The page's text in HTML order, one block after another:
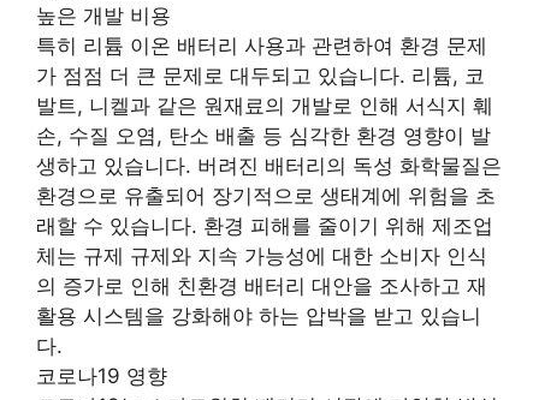
높은 개발 비용
특히 리튬 이온 배터리 사용과 관련하여 환경 문제
가 점점 더 큰 문제로 대두되고 있습니다. 리튬, 코
발트, 니켈과 같은 원재료의 개발로 인해 서식지 훼
손, 수질 오염, 탄소 배출 등 심각한 환경 영향이 발
생하고 있습니다. 버려진 배터리의 독성 화학물질은
환경으로 유출되어 장기적으로 생태계에 위험을 초
래할 수 있습니다. 환경 피해를 줄이기 위해 제조업
체는 규제 규제와 지속 가능성에 대한 소비자 인식
의 증가로 인해 친환경 배터리 대안을 조사하고 재
활용 시스템을 강화해야 하는 압박을 받고 있습니
다.
코로나19 영향